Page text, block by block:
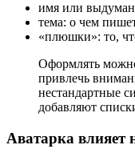
имя или
тема: о чем
«плюшки»: то,
Оформлять
привлечь
нестандартные
добавляют
Аватарка влияет